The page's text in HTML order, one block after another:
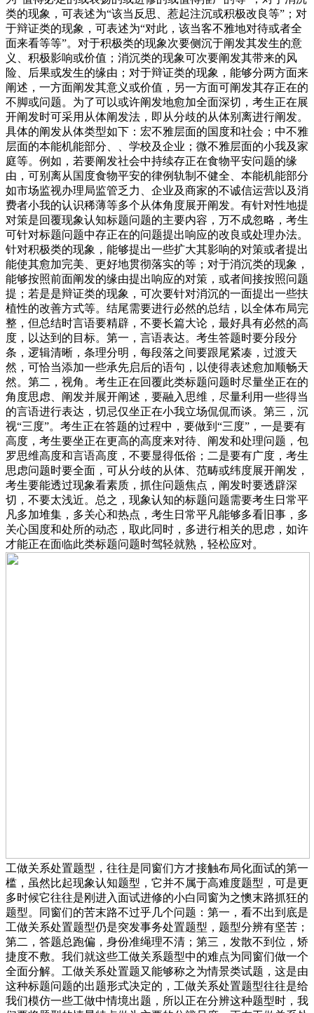
类的现象，可表述为“该当反思、惹起注沉或积极改良等”；对
于辩证类的现象，可表述为“对此，该当客不雅地对待或者全
面来看等等”。对于积极类的现象次要侧沉于阐发其发生的意
义、积极影响或价值；消沉类的现象可次要阐发其带来的风
险、后果或发生的缘由；对于辩证类的现象，能够分两方面来
阐述，一方面阐发其意义或价值，另一方面可阐发其存正在的
不脚或问题。为了可以或许阐发地愈加全面深切，考生正在展
开阐发时可采用从体阐发法，即从分歧的从体别离进行阐发。
具体的阐发从体类型如下：宏不雅层面的国度和社会；中不雅
层面的本能机能部分、、学校及企业；微不雅层面的小我及家
庭等。例如，若要阐发社会中持续存正在食物平安问题的缘
由，可别离从国度食物平安的律例轨制不健全、本能机能部分
如市场监视办理局监管乏力、企业及商家的不诚信运营以及消
费者小我的认识稀薄等多个从体角度展开阐发。有针对性地提
对策是回覆现象认知标题问题的主要内容，万不成忽略，考生
可针对标题问题中存正在的问题提出响应的改良或处理办法。
针对积极类的现象，能够提出一些扩大其影响的对策或者提出
能使其愈加完美、更好地贯彻落实的等；对于消沉类的现象，
能够按照前面阐发的缘由提出响应的对策，或者间接按照问题
提；若是是辩证类的现象，可次要针对消沉的一面提出一些扶
植性的改善方式等。结尾需要进行必然的总结，以全体布局完
整，但总结时言语要精辟，不要长篇大论，最好具有必然的高
度，以达到的目标。第一，言语表达。考生答题时要分段分
条，逻辑清晰，条理分明，每段落之间要跟尾紧凑，过渡天
然，可恰当添加一些承先启后的语句，以使得表述愈加顺畅天
然。第二，视角。考生正在回覆此类标题问题时尽量坐正在的
角度思虑、阐发并展开阐述，要融入思维，尽量利用一些得当
的言语进行表达，切忌仅坐正在小我立场侃侃而谈。第三，沉
视“三度”。考生正在答题的过程中，要做到“三度”，一是要有
高度，考生要坐正在更高的高度来对待、阐发和处理问题，包
罗思维高度和言语高度，不要显得低俗；二是要有广度，考生
思虑问题时要全面，可从分歧的从体、范畴或纬度展开阐发，
考生要能透过现象看素质，抓住问题焦点，阐发时要透辟深
切，不要太浅近。总之，现象认知的标题问题需要考生日常平
凡多加堆集，多关心和热点，考生日常平凡能够多看旧事，多
关心国度和处所的动态，取此同时，多进行相关的思虑，如许
才能正在面临此类标题问题时驾轻就熟，轻松应对。
工做关系处置题型，往往是同窗们方才接触布局化面试的第一
槛，虽然比起现象认知题型，它并不属于高难度题型，可是更
多时候它往往是刚进入面试进修的小白同窗为之懊末路抓狂的
题型。同窗们的苦末路不过乎几个问题：第一，看不出到底是
工做关系处置题型仍是突发事务处置题型，题型分辨有坚苦；
第二，答题总跑偏，身份准绳理不清；第三，发散不到位，矫
捷度不敷。我们就这些工做关系题型中的难点为同窗们做一个
全面分解。工做关系处置题又能够称之为情景类试题，这是由
这种标题问题的出题形式决定的，工做关系处置题型往往是给
我们模仿一些工做中情境出题，所以正在分辨这种题型时，我